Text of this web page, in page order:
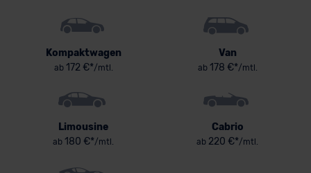
Kompaktwagen
ab172 €*/mtl.
Van
ab178 €*/mtl.
Limousine
ab 180 €*/mtl.
Cabrio
ab 220 €*/mtl.